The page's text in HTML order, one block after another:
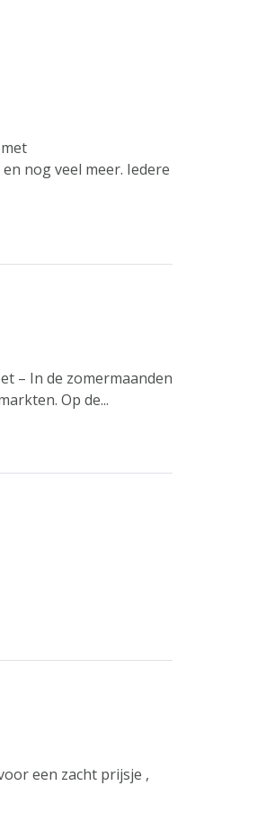
nog veel meer. Iedere
– In de zomermaanden
Op de...
een zacht prijsje ,